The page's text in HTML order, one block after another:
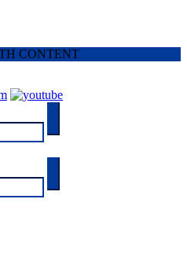
CONTENT